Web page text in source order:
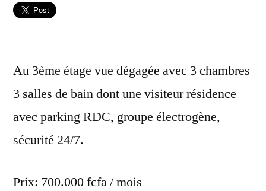
Au 3ème étage vue dégagée avec 3 chambres
3 salles de bain dont une visiteur résidence
avec parking RDC, groupe électrogène,
sécurité 24/7.
Prix: 700.000 fcfa / mois